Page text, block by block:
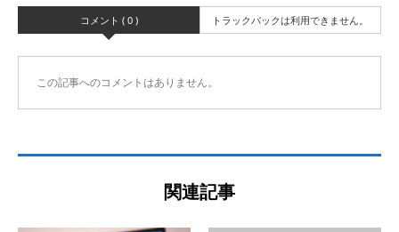
コメント ( 0 ) トラックバックは利用できません。
この記事へのコメントはありません。
関連記事